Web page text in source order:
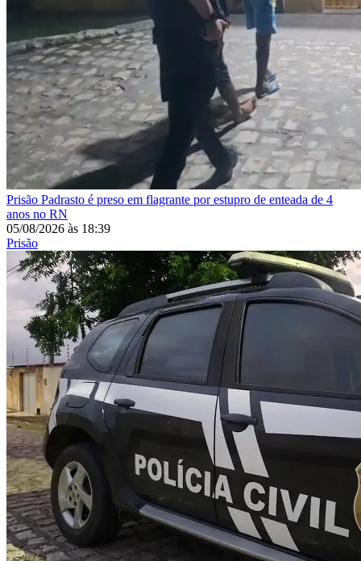
Prisão Padrasto é preso em flagrante por estupro de enteada de 4
anos no RN
05/08/2026 às 18:39
Prisão